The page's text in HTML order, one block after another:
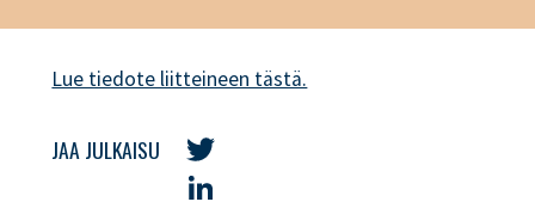
Lue tiedote liitteineen tästä.
JAA JULKAISU
Twitter